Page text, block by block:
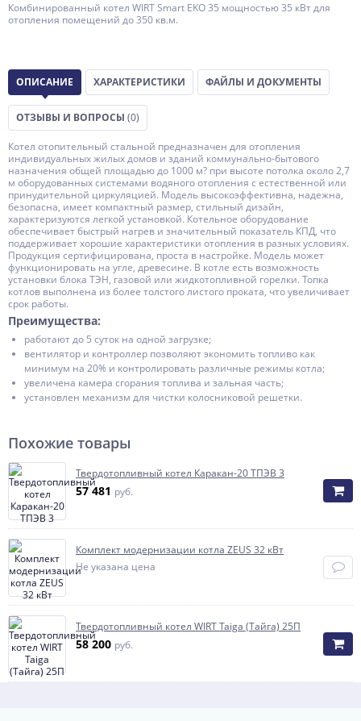
Комбинированный котел WIRT Smart EKO 35 мощностью 35 кВт для
отопления помещений до 350 кв.м.
ОПИСАНИЕ ХАРАКТЕРИСТИКИ ФАЙЛЫ И ДОКУМЕНТЫ
ОТЗЫВЫ И ВОПРОСЫ (0)
Котел отопительный стальной предназначен для отопления
индивидуальных жилых домов и зданий коммунально-бытового
назначения общей площадью до 1000 м? при высоте потолка около 2,7
м оборудованных системами водяного отопления с естественной или
принудительной циркуляцией. Модель высокоэффективна, надежна,
безопасна, имеет компактный размер, стильный дизайн,
характеризуются легкой установкой. Котельное оборудование
обеспечивает быстрый нагрев и значительный показатель КПД, что
поддерживает хорошие характеристики отопления в разных условиях.
Продукция сертифицирована, проста в настройке. Модель может
функционировать на угле, древесине. В котле есть возможность
установки блока ТЭН, газовой или жидкотопливной горелки. Топка
котлов выполнена из более толстого листого проката, что увеличивает
срок работы.
Преимущества:
работают до 5 суток на одной загрузке;
вентилятор и контроллер позволяют экономить топливо как
минимум на 20% и контролировать различные режимы котла;
увеличена камера сгорания топлива и зальная часть;
установлен механизм для чистки колосниковой решетки.
Похожие товары
Твердотопливный котел Каракан-20 ТПЭВ 3
57 481 руб.
Комплект модернизации котла ZEUS 32 кВт
Не указана цена
Твердотопливный котел WIRT Taiga (Тайга) 25П
58 200 руб.